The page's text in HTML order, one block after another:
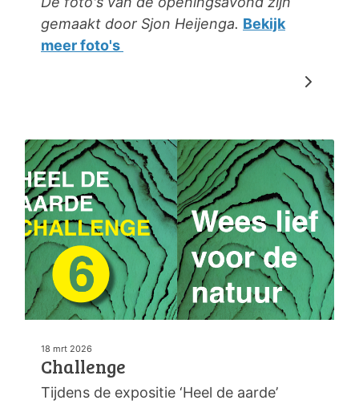
gemaakt door Sjon Heijenga. Bekijk
meer foto's
18 mrt 2026
Challenge
Tijdens de expositie ‘Heel de aarde’